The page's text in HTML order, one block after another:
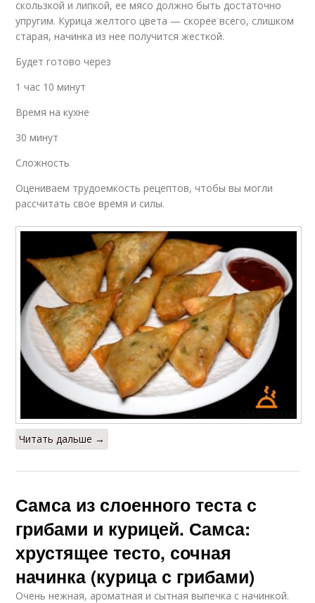
скользкой и липкой, ее мясо должно быть достаточно
упругим. Курица желтого цвета — скорее всего, слишком
старая, начинка из нее получится жесткой.
Будет готово через
1 час 10 минут
Время на кухне
30 минут
Сложность
Оцениваем трудоемкость рецептов, чтобы вы могли
рассчитать свое время и силы.
Читать дальше →
Самса из слоенного теста с
грибами и курицей. Самса:
хрустящее тесто, сочная
начинка (курица с грибами)
Очень нежная, ароматная и сытная выпечка с начинкой.